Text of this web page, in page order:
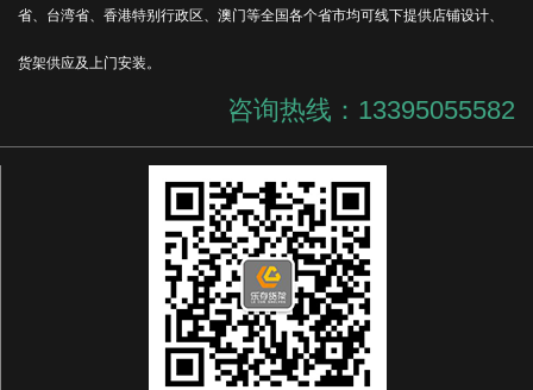
省、台湾省、香港特别行政区、澳门等全国各个省市均可线下提供店铺设计、
货架供应及上门安装。
咨询热线：13395055582